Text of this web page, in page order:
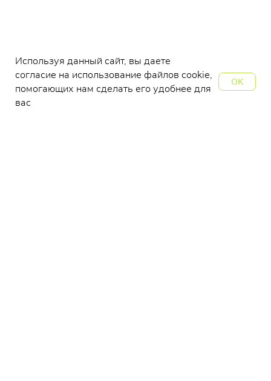
Используя данный сайт, вы даете
согласие на использование файлов cookie,
помогающих нам сделать его удобнее для
вас
OK